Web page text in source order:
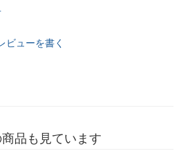
ビューを書く
品も見ています